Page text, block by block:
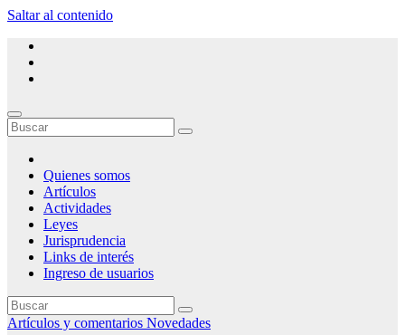
Saltar al contenido
Ateneo de Estudios Procesales del Chaco
Espacio de consulta, opinión y debate sobre derecho procesal
Quienes somos
Artículos
Actividades
Leyes
Jurisprudencia
Links de interés
Ingreso de usuarios
Artículos y comentarios Novedades